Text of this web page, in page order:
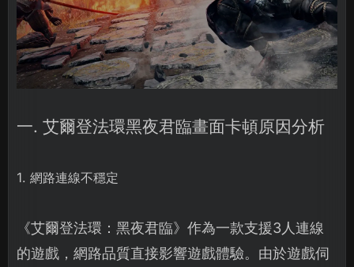
一. 艾爾登法環黑夜君臨畫面卡頓原因分析
1. 網路連線不穩定
《艾爾登法環：黑夜君臨》作為一款支援3人連線
的遊戲，網路品質直接影響遊戲體驗。由於遊戲伺